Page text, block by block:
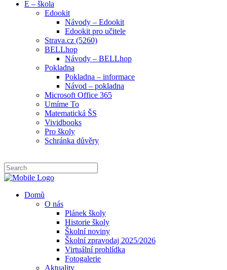
E – škola
Edookit
Návody – Edookit
Edookit pro učitele
Strava.cz (5260)
BELLhop
Návody – BELLhop
Pokladna
Pokladna – informace
Návod – pokladna
Microsoft Office 365
Umíme To
Matematická ŠS
Vividbooks
Pro školy
Schránka důvěry
Domů
O nás
Plánek školy
Historie školy
Školní noviny
Školní zpravodaj 2025/2026
Virtuální prohlídka
Fotogalerie
Aktuality